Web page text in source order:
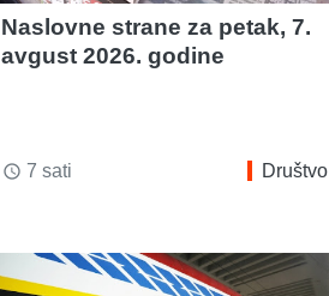
Naslovne strane za petak, 7.
avgust 2026. godine
access_time 7 sati Društvo